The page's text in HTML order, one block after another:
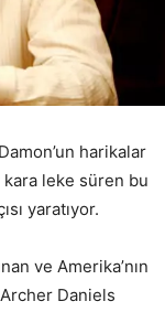
harikalar
kara leke süren bu
yaratıyor.
ve Amerika’nın
Daniels